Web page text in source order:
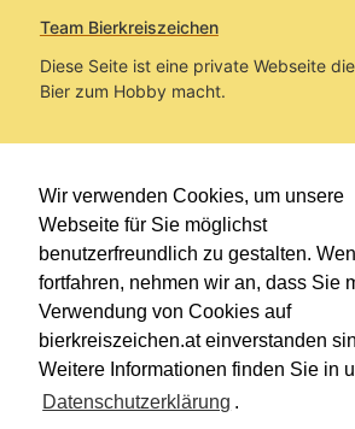
Wir verwenden Cookies, um unsere
Webseite für Sie möglichst
benutzerfreundlich zu gestalten.
fortfahren, nehmen wir an, dass Sie
Verwendung von Cookies auf
bierkreiszeichen.at einverstanden
Weitere Informationen finden Sie in
Datenschutzerklärung .
Team Bierkreiszeichen
Diese Seite ist eine private Webseite
Bier zum Hobby macht.
Sie befinden sich auf https://
im Pfad:Übers Bier/Biersorten
Erstellt: 2024-03-05
Links
Impressum
Datenschutzerklärung